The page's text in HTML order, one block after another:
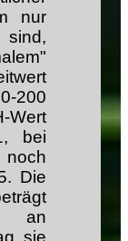
nur
200
bei
Die
an